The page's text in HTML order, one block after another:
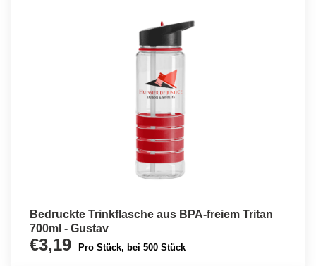
Bedruckte Trinkflasche aus BPA-freiem Tritan
700ml - Gustav
€3,19 Pro Stück, bei 500 Stück